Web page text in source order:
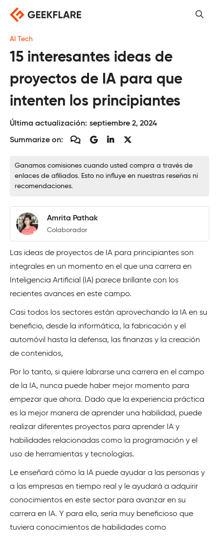
Saltar
contenido
AI Tech
15 interesantes ideas de
proyectos de IA para que
intenten los principiantes
Última actualización: septiembre 2, 2024
Summarize on:
Ganamos comisiones cuando usted compra a través de
enlaces de afiliados. Esto no influye en nuestras reseñas ni
recomendaciones.
Amrita Pathak
Colaborador
Las ideas de proyectos de IA para principiantes son
integrales en un momento en el que una carrera en
Inteligencia Artificial (IA) parece brillante con los
recientes avances en este campo.
Casi todos los sectores están aprovechando la IA en su
beneficio, desde la informática, la fabricación y el
automóvil hasta la defensa, las finanzas y la creación
de contenidos,
Por lo tanto, si quiere labrarse una carrera en el campo
de la IA, nunca puede haber mejor momento para
empezar que ahora. Dado que la experiencia práctica
es la mejor manera de aprender una habilidad, puede
realizar diferentes proyectos para aprender IA y
habilidades relacionadas como la programación y el
uso de herramientas y tecnologías.
Le enseñará cómo la IA puede ayudar a las personas y
a las empresas en tiempo real y le ayudará a adquirir
conocimientos en este sector para avanzar en su
carrera en IA. Y para ello, sería muy beneficioso que
tuviera conocimientos de habilidades como